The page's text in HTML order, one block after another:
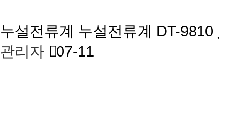
누설전류계 누설전류계 DT-9810
관리자 07-11